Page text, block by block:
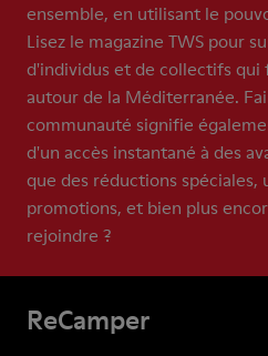
ensemble, en utilisant le
Lisez le magazine TWS pour
d'individus et de collectifs
autour de la Méditerranée.
communauté signifie
d'un accès instantané à des
que des réductions spéciales,
promotions, et bien plus
rejoindre ?
ReCamper